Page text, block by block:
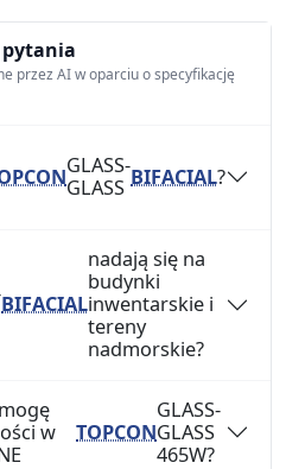
pytania
przez AI w oparciu o specyfikację
GLASS-
GLASS BIFACIAL?
BIFACIAL
nadają się na
budynki
inwentarskie i
tereny
nadmorskie?
w
TOPCON
GLASS-
GLASS
465W?